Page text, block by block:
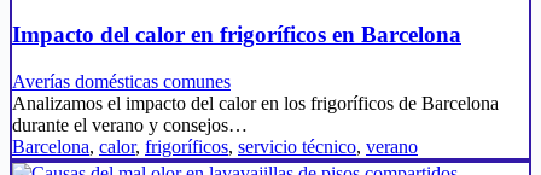
Impacto del calor en frigoríficos en Barcelona
Averías domésticas comunes
Analizamos el impacto del calor en los frigoríficos de Barcelona
durante el verano y consejos…
Barcelona, calor, frigoríficos, servicio técnico, verano